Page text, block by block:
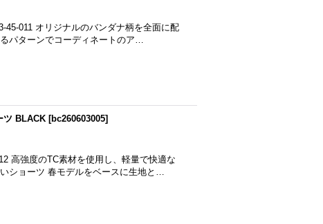
45-011 オリジナルのバンダナ柄を全面に配
パターンでコーディネートのア…
ツ BLACK [bc260603005]
高強度のTC素材を使用し、軽量で快適な
ショーツ 春モデルをベースに生地と…